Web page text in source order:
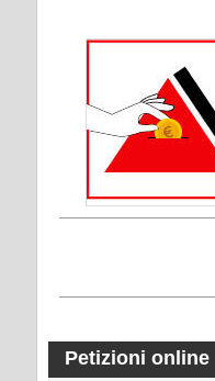
Petizioni online